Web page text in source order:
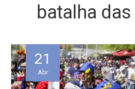
batalha
21
Abr